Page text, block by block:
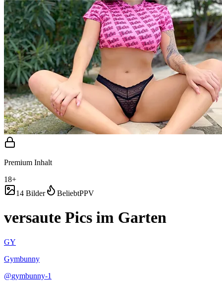
Premium Inhalt
18+
14 Bilder
BeliebtPPV
versaute Pics im Garten
GY
Gymbunny
@gymbunny-1